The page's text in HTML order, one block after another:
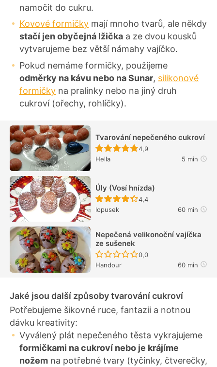
namočit do cukru.
Kovové formičky mají mnoho tvarů, ale někdy
stačí jen obyčejná lžička a ze dvou kousků
vytvarujeme bez větší námahy vajíčko.
Pokud nemáme formičky, použijeme
odměrky na kávu nebo na Sunar, silikonové
formičky na pralinky nebo na jiný druh
cukroví (ořechy, rohlíčky).
Tvarování nepečeného cukroví
Recept ještě nebyl
4,9
Hella
5 min
Úly (Vosí hnízda)
Recept ještě nebyl
4,4
lopusek
60 min
Nepečená velikonoční vajíčka
ze sušenek
Recept ještě nebyl
0,0
Handour
60 min
Jaké jsou další způsoby tvarování cukroví
Potřebujeme šikovné ruce, fantazii a notnou
dávku kreativity:
Vyválený plát nepečeného těsta vykrajujeme
formičkami na cukroví nebo je krájíme
nožem na potřebné tvary (tyčinky, čtverečky,